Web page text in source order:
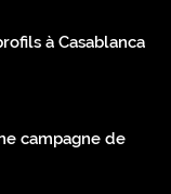
à Casablanca
campagne de